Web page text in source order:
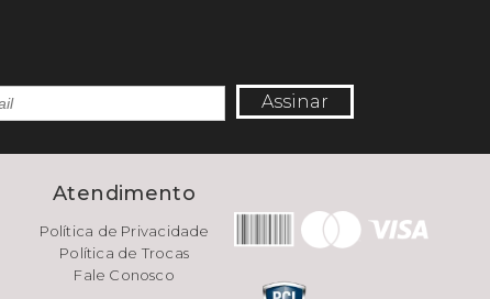
Assinar
Atendimento
Política de Privacidade
Política de Trocas
Fale Conosco